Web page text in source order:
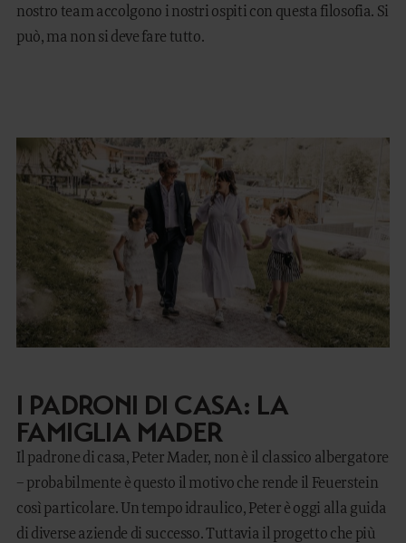
nostro team accolgono i nostri ospiti con questa filosofia. Si
può, ma non si deve fare tutto.
I PADRONI DI CASA: LA
FAMIGLIA MADER
Il padrone di casa, Peter Mader, non è il classico albergatore
– probabilmente è questo il motivo che rende il Feuerstein
così particolare. Un tempo idraulico, Peter è oggi alla guida
di diverse aziende di successo. Tuttavia il progetto che più